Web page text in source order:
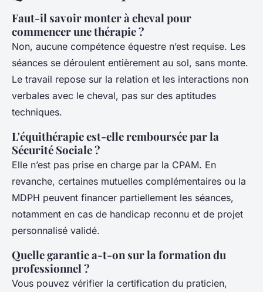
Faut-il savoir monter à cheval pour
commencer une thérapie ?
Non, aucune compétence équestre n’est requise. Les
séances se déroulent entièrement au sol, sans monte.
Le travail repose sur la relation et les interactions non
verbales avec le cheval, pas sur des aptitudes
techniques.
L'équithérapie est-elle remboursée par la
Sécurité Sociale ?
Elle n’est pas prise en charge par la CPAM. En
revanche, certaines mutuelles complémentaires ou la
MDPH peuvent financer partiellement les séances,
notamment en cas de handicap reconnu et de projet
personnalisé validé.
Quelle garantie a-t-on sur la formation du
professionnel ?
Vous pouvez vérifier la certification du praticien,